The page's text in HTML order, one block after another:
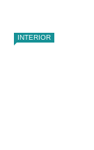
INTERIOR